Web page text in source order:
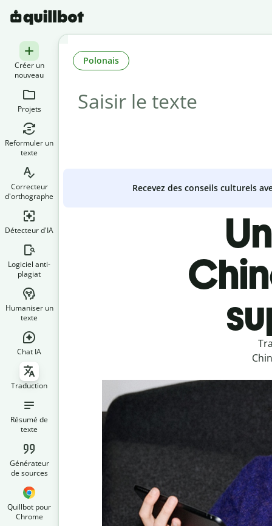
Créer un
nouveau
Projets
Reformuler un
texte
Correcteur
d'orthographe
Détecteur d'IA
Logiciel anti-
plagiat
Humaniser un
texte
Chat IA
Traduction
Résumé de
texte
Générateur
de sources
Quillbot pour
Chrome
Polonais
Recevez des conseils culturels